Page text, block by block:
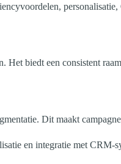
biedt een consistent
Dit maakt
en integratie met CRM-